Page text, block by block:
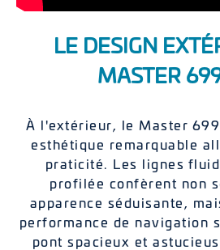
LE DESIGN
MASTER
À l'extérieur, le Master
esthétique remarquable
praticité. Les lignes
profilée confèrent non
apparence séduisante,
performance de navigation
pont spacieux et